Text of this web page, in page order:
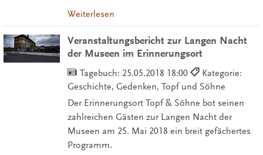
Weiterlesen
Veranstaltungsbericht zur Langen Nacht
der Museen im Erinnerungsort
Tagebuch: 25.05.2018 18:00
Kategorie:
Geschichte, Gedenken, Topf und Söhne
Der Erinnerungsort Topf & Söhne bot seinen
zahlreichen Gästen zur Langen Nacht der
Museen am 25. Mai 2018 ein breit gefächertes
Programm.